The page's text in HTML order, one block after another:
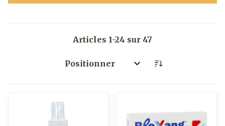
Articles 1-24 sur 47
Trier par: